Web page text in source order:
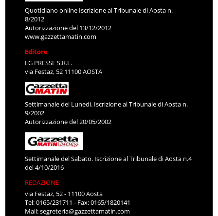
Quotidiano online Iscrizione al Tribunale di Aosta n.
8/2012
Autorizzazione del 13/12/2012
www.gazzettamatin.com
Editore
LG PRESSE S.R.L.
via Festaz, 52 11100 AOSTA
Settimanale del Lunedì. Iscrizione al Tribunale di Aosta n.
9/2002
Autorizzazione del 20/05/2002
Settimanale del Sabato. Iscrizione al Tribunale di Aosta n.4
del 4/10/2016
REDAZIONE
via Festaz, 52 - 11100 Aosta
Tel: 0165/231711 - Fax: 0165/1820141
Mail:segreteria@gazzettamatin.com